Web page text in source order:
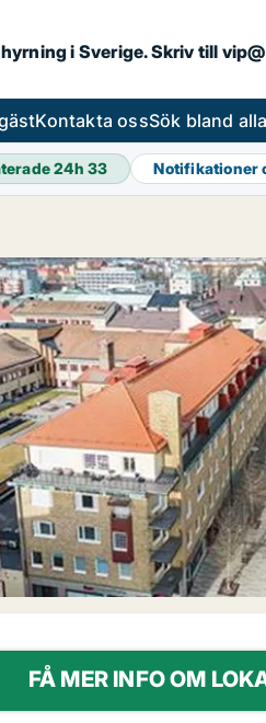
i Sverige. Skriv till
Kontakta ossSök bland
24h33 Notifikationer
FÅ MER INFO OM